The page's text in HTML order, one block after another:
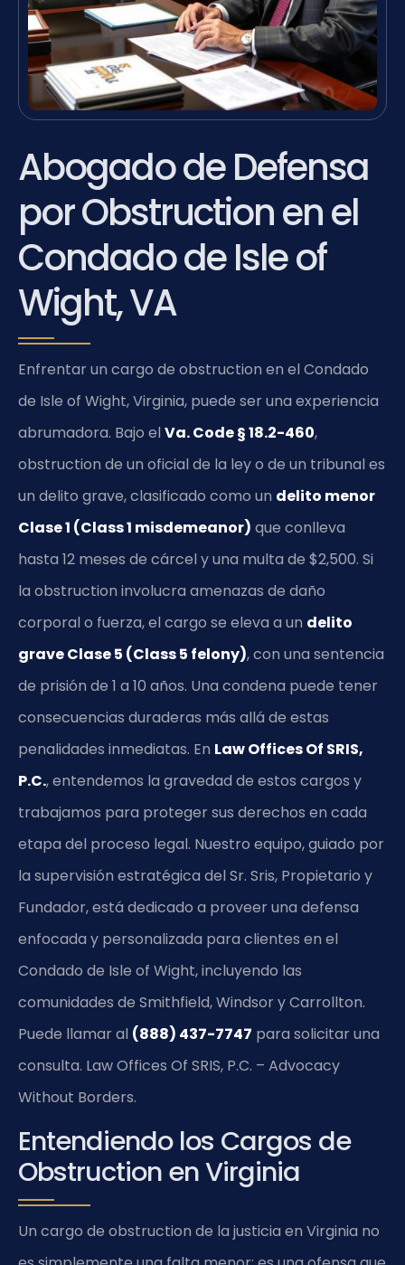
Abogado de Defensa
por Obstruction en el
Condado de Isle of
Wight, VA
Enfrentar un cargo de obstruction en el Condado
de Isle of Wight, Virginia, puede ser una experiencia
abrumadora. Bajo el Va. Code § 18.2-460,
obstruction de un oficial de la ley o de un tribunal es
un delito grave, clasificado como un delito menor
Clase 1 (Class 1 misdemeanor) que conlleva
hasta 12 meses de cárcel y una multa de $2,500. Si
la obstruction involucra amenazas de daño
corporal o fuerza, el cargo se eleva a un delito
grave Clase 5 (Class 5 felony), con una sentencia
de prisión de 1 a 10 años. Una condena puede tener
consecuencias duraderas más allá de estas
penalidades inmediatas. En Law Offices Of SRIS,
P.C., entendemos la gravedad de estos cargos y
trabajamos para proteger sus derechos en cada
etapa del proceso legal. Nuestro equipo, guiado por
la supervisión estratégica del Sr. Sris, Propietario y
Fundador, está dedicado a proveer una defensa
enfocada y personalizada para clientes en el
Condado de Isle of Wight, incluyendo las
comunidades de Smithfield, Windsor y Carrollton.
Puede llamar al (888) 437-7747 para solicitar una
consulta. Law Offices Of SRIS, P.C. – Advocacy
Without Borders.
Entendiendo los Cargos de
Obstruction en Virginia
Un cargo de obstruction de la justicia en Virginia no